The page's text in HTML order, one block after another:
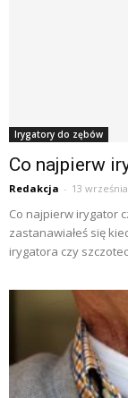
Irygatory do zębów
Co najpierw
Redakcja - 13
Co najpierw irygator
zastanawiałeś się
irygatora czy